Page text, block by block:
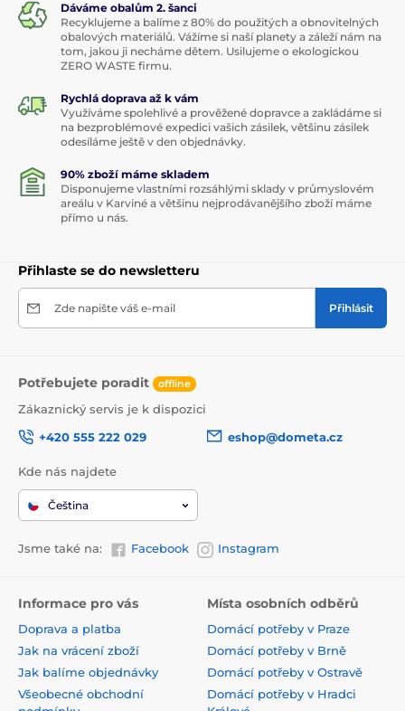
Dáváme obalům 2. šanci
Recyklujeme a balíme z 80% do použitých a obnovitelných
obalových materiálů. Vážíme si naší planety a záleží nám na
tom, jakou ji necháme dětem. Usilujeme o ekologickou
ZERO WASTE firmu.
Rychlá doprava až k vám
Využíváme spolehlivé a prověžené dopravce a zakládáme si
na bezproblémové expedici vašich zásilek, většinu zásilek
odesíláme ještě v den objednávky.
90% zboží máme skladem
Disponujeme vlastními rozsáhlými sklady v průmyslovém
areálu v Karviné a většinu nejprodávanějšího zboží máme
přímo u nás.
Přihlaste se do newsletteru
Zde napište váš e-mail Přihlásit
Potřebujete poradit offline
Zákaznický servis je k dispozici
+420 555 222 029
eshop@dometa.cz
Kde nás najdete
Čeština
Jsme také na: Facebook Instagram
Informace pro vás
Doprava a platba
Jak na vrácení zboží
Jak balíme objednávky
Všeobecné obchodní
Místa osobních odběrů
Domácí potřeby v Praze
Domácí potřeby v Brně
Domácí potřeby v Ostravě
Domácí potřeby v Hradci